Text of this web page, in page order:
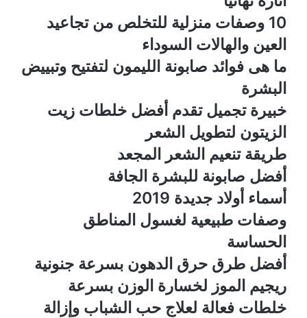
10 وصفات منزلية للتخلص من تجاعيد
العين والهالات السوداء
ما هى فوائد صابونة الليمون لتفتيح وتبييض
البشرة
خبيرة تجميل تقدم أفضل خلطات زيت
الزيتون لتطويل الشعر
طريقة تنعيم الشعر المجعد
أفضل صابونة للبشرة الجافة
أسماء أولاد جديدة 2019
وصفات طبيعية لغسول المناطق
الحساسة
أفضل طرق حرق الدهون بسرعة جنونية
ريجيم الموز لخسارة الوزن بسرعة
خلطات فعالة لعلاج حب الشباب وإزالة